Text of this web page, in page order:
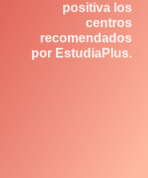
positiva los
centros
recomendados
por EstudiaPlus.